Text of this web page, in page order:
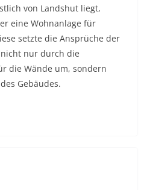
von Landshut liegt,
eine Wohnanlage für
setzte die Ansprüche der
nur durch die
die Wände um, sondern
Gebäudes.